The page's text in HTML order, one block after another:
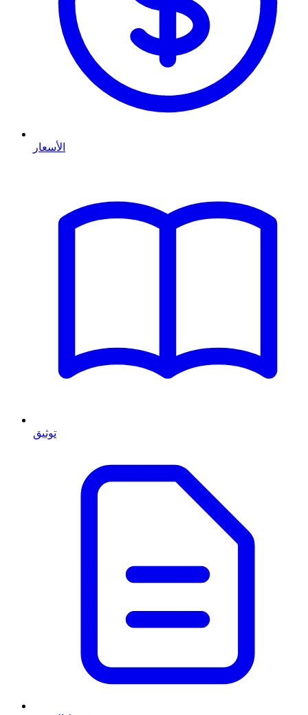
الأسعار
توثيق